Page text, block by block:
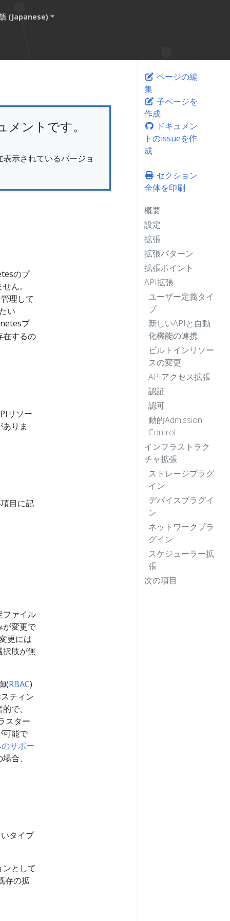
(Japanese)
ントです。
示されているバージョ
のプ
ん。
理して
い
プ
在するの
リソー
りま
目に記
ァイル
が変更で
更には
択肢が無
(RBAC)
ティン
で、
スター
可能で
サポー
合、
タイプ
として
存の拡
ページの編
集
子ページを
作成
ドキュメン
トのissueを作
成
セクション
全体を印刷
概要
設定
拡張
拡張パターン
拡張ポイント
API拡張
ユーザー定義タイ
プ
新しいAPIと自動
化機能の連携
ビルトインリソー
スの変更
APIアクセス拡張
認証
認可
動的Admission
Control
インフラストラク
チャ拡張
ストレージプラグ
イン
デバイスプラグイ
ン
ネットワークプラ
グイン
スケジューラー拡
張
次の項目